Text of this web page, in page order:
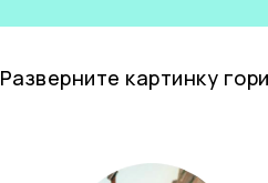
Разверните картинку